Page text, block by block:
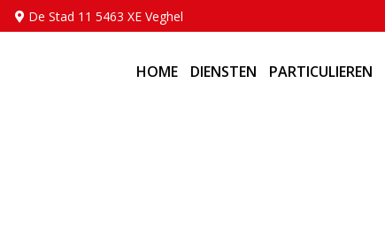
De Stad 11 5463 XE Veghel
HOME DIENSTEN PARTICULIEREN